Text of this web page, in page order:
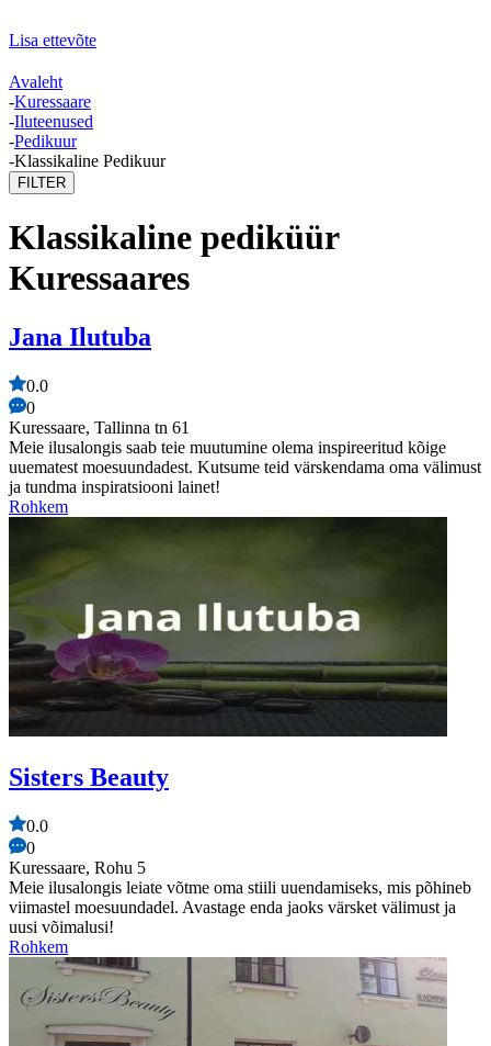
Lisa ettevõte
Avaleht
-Kuressaare
-Iluteenused
-Pedikuur
-Klassikaline Pedikuur
FILTER
Klassikaline pediküür
Kuressaares
Jana Ilutuba
0.0
0
Kuressaare, Tallinna tn 61
Meie ilusalongis saab teie muutumine olema inspireeritud kõige
uuematest moesuundadest. Kutsume teid värskendama oma välimust
ja tundma inspiratsiooni lainet!
Rohkem
Sisters Beauty
0.0
0
Kuressaare, Rohu 5
Meie ilusalongis leiate võtme oma stiili uuendamiseks, mis põhineb
viimastel moesuundadel. Avastage enda jaoks värsket välimust ja
uusi võimalusi!
Rohkem